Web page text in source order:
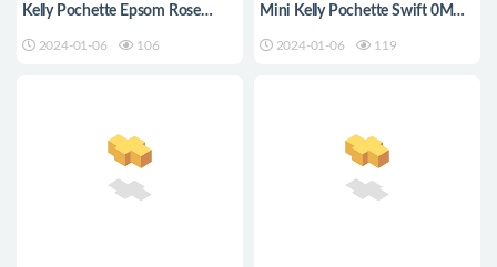
Kelly Pochette Epsom Rose
2024-01-06 106
Mini Kelly Pochette Swift 0M
Hardware
2024-01-06 119